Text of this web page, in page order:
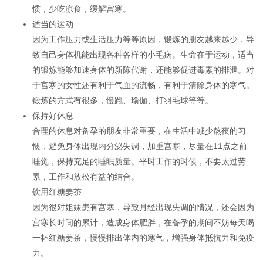
惯，少吃凉食，缓解宫寒。
适当的运动
因为工作压力或生活压力等等原因，锻炼的朋友越来越少，导
致自己身体机能出现各种各样的小毛病。生命在于运动，适当
的锻炼能够加速身体的新陈代谢，还能够促进毒素的排泄。对
于宫寒的女性还有利于气血的流畅，有利于清除身体的寒气。
锻炼的方式有很多，慢跑、瑜伽、打羽毛球等等。
保持好休息
合理的休息对备孕的朋友非常重要，在生活中减少熬夜的习
惯，避免身体出现内分泌失调，加重宫寒，尽量在11点之前
睡觉，保持充足的睡眠质量。平时工作的时候，不要太过劳
累，工作和放松有益的结合。
饮用红糖姜茶
因为很对姐妹患有宫寒，导致月经出现失调的情况，还会因为
宫寒长时间的累计，造成身体肥胖，在备孕的期间不妨每天喝
一杯红糖姜茶，慢慢排出体内的寒气，增强身体抵抗力和免疫
力。